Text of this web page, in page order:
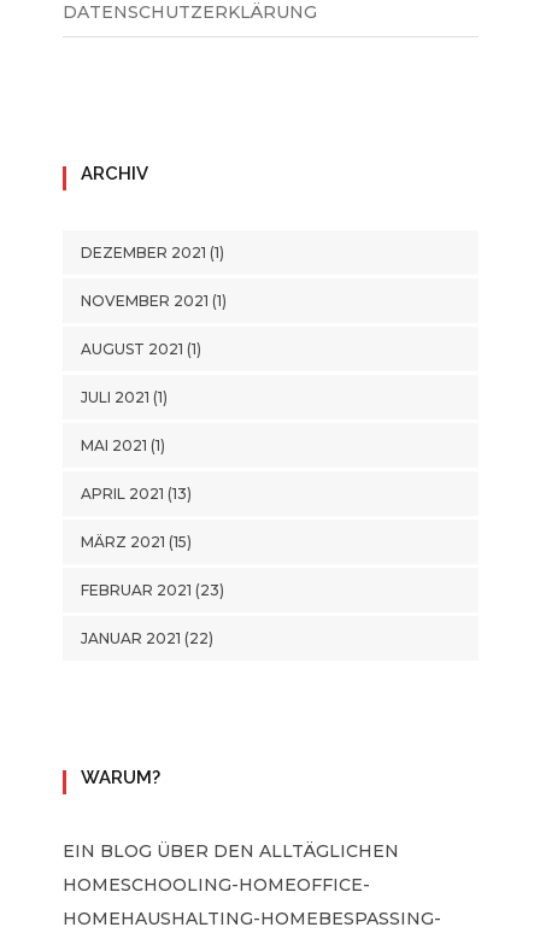
DATENSCHUTZERKLÄRUNG
ARCHIV
DEZEMBER 2021 (1)
NOVEMBER 2021 (1)
AUGUST 2021 (1)
JULI 2021 (1)
MAI 2021 (1)
APRIL 2021 (13)
MÄRZ 2021 (15)
FEBRUAR 2021 (23)
JANUAR 2021 (22)
WARUM?
EIN BLOG ÜBER DEN ALLTÄGLICHEN
HOMESCHOOLING-HOMEOFFICE-
HOMEHAUSHALTING-HOMEBESPASSING-H